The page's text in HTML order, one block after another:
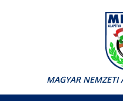
MAGYAR NEMZETI